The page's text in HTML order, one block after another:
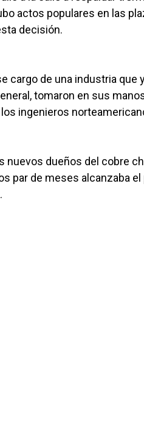
actos populares en las
decisión.
cargo de una industria
tomaron en sus
ingenieros
nuevos dueños del cobre
par de meses alcanzaba